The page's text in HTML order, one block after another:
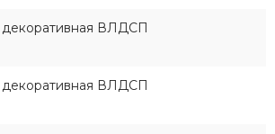
декоративная ВЛДСП
декоративная ВЛДСП